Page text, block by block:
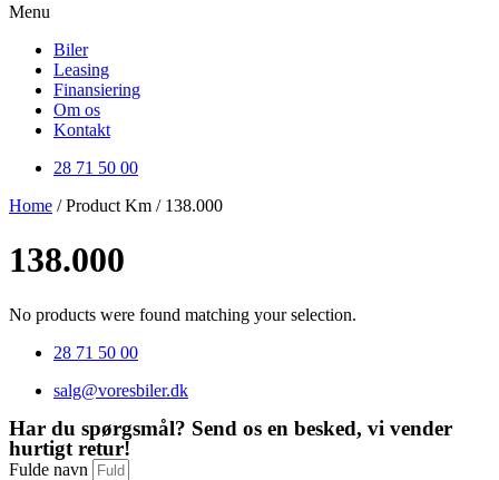
Menu
Biler
Leasing
Finansiering
Om os
Kontakt
28 71 50 00
Home / Product Km / 138.000
138.000
No products were found matching your selection.
28 71 50 00
salg@voresbiler.dk
Har du spørgsmål? Send os en besked, vi vender
hurtigt retur!
Fulde navn